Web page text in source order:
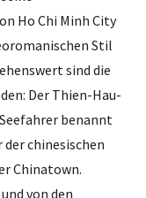
Ho Chi Minh City
Stil
sind die
Der Thien-Hau-
benannt
chinesischen
Chinatown.
von den